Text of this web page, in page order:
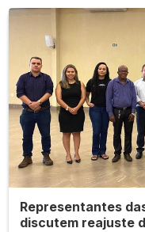
Representantes
discutem reajuste